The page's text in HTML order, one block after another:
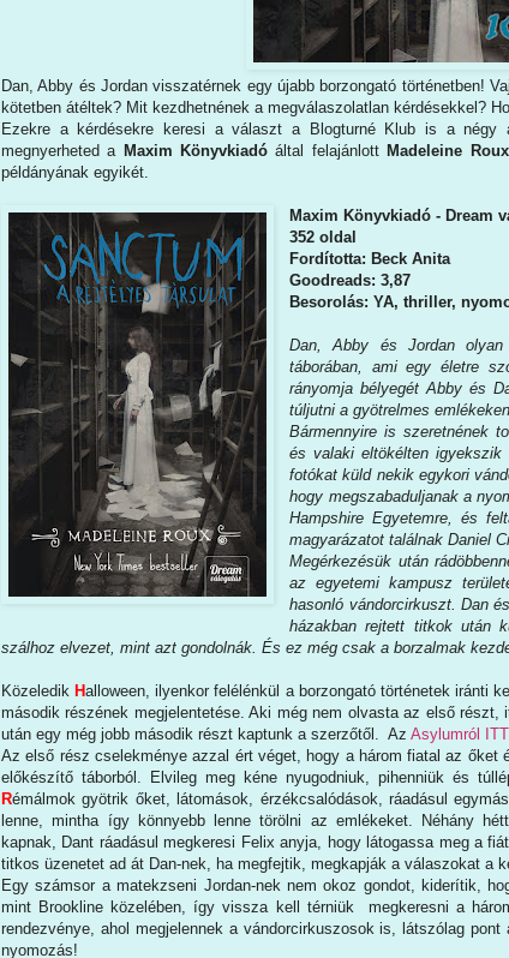
Dan, Abby és Jordan visszatérnek egy újabb borzongató történetben!
kötetben átéltek? Mit kezdhetnének a megválaszolatlan kérdésekkel?
Ezekre a kérdésekre keresi a választ a Blogturné Klub is a négy
megnyerheted a Maxim Könyvkiadó által felajánlott Madeleine
példányának egyikét.
Maxim Könyvkiadó - Dream
352 oldal
Fordította: Beck Anita
Goodreads: 3,87
Besorolás: YA, thriller,
Dan, ​​Abby és Jordan
táborában, ami egy életre
rányomja bélyegét Abby és
túljutni a gyötrelmes
Bármennyire is szeretnének
és valaki eltökélten igyekszik
fotókat küld nekik egykori
hogy megszabaduljanak a
Hampshire Egyetemre, és
magyarázatot találnak Daniel
Megérkezésük után
az egyetemi kampusz
hasonló vándorcirkuszt. Dan
házakban rejtett titkok után
szálhoz elvezet, mint azt gondolnák. És ez még csak a borzalmak
Közeledik Halloween, ilyenkor felélénkül a borzongató történetek iránti
második részének megjelentetése. Aki még nem olvasta az első
után egy még jobb második részt kaptunk a szerzőtől. Az Asylumról
Az első rész cselekménye azzal ért véget, hogy a három fiatal az őket
előkészítő táborból. Elvileg meg kéne nyugodniuk, pihenniük és
Rémálmok gyötrik őket, látomások, érzékcsalódások, ráadásul
lenne, mintha így könnyebb lenne törölni az emlékeket. Néhány
kapnak, Dant ráadásul megkeresi Felix anyja, hogy látogassa meg a
titkos üzenetet ad át Dan-nek, ha megfejtik, megkapják a válaszokat a
Egy számsor a matekzseni Jordan-nek nem okoz gondot, kiderítik,
mint Brookline közelében, így vissza kell térniük megkeresni a
rendezvénye, ahol megjelennek a vándorcirkuszosok is, látszólag
nyomozás!